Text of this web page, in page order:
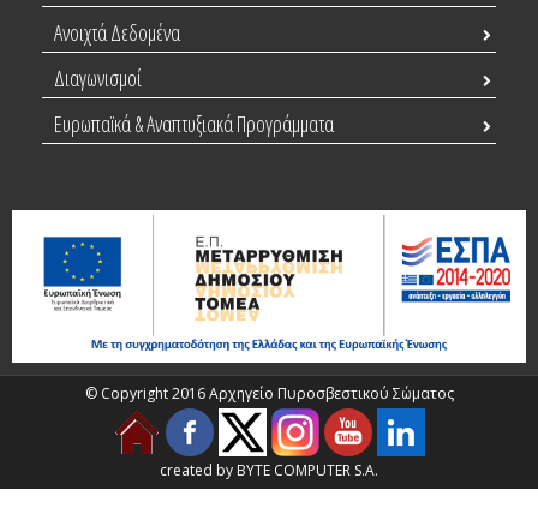
Ανοιχτά Δεδομένα
Διαγωνισμοί
Ευρωπαϊκά & Αναπτυξιακά Προγράμματα
© Copyright 2016 Αρχηγείο Πυροσβεστικού Σώματος
created by BYTE COMPUTER S.A.